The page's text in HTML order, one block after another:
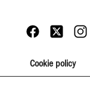
Cookie policy